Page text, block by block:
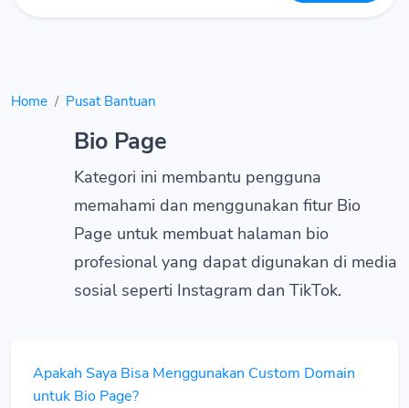
Home Pusat Bantuan
Bio Page
Kategori ini membantu pengguna
memahami dan menggunakan fitur Bio
Page untuk membuat halaman bio
profesional yang dapat digunakan di media
sosial seperti Instagram dan TikTok.
Apakah Saya Bisa Menggunakan Custom Domain
untuk Bio Page?